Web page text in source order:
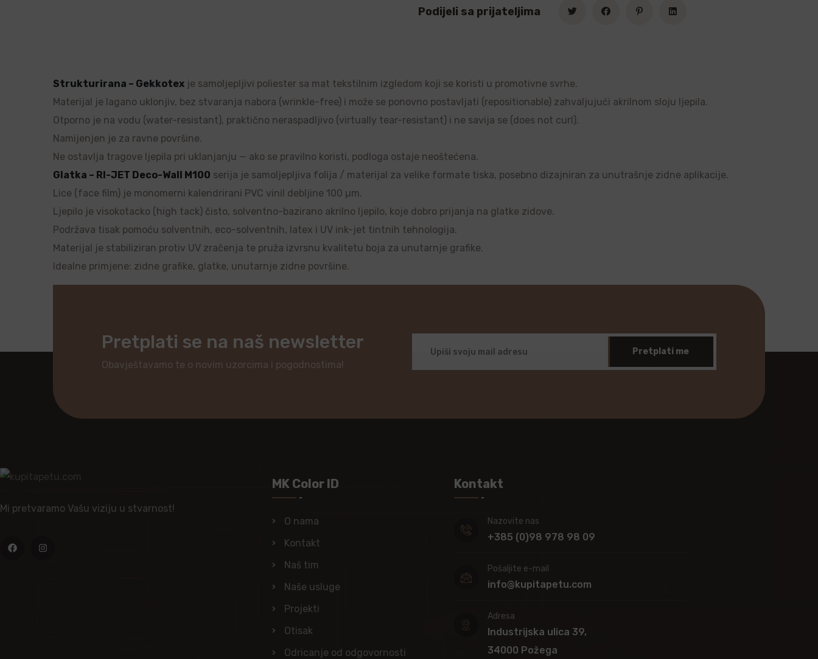
Podijeli sa prijateljima
Strukturirana – Gekkotex je samoljepljivi poliester sa mat tekstilnim izgledom koji se koristi u promotivne svrhe.
Materijal je lagano uklonjiv, bez stvaranja nabora (wrinkle-free) i može se ponovno postavljati (repositionable) zahvaljujući akrilnom sloju ljepila.
Otporno je na vodu (water-resistant), praktično neraspadljivo (virtually tear-resistant) i ne savija se (does not curl).
Namijenjen je za ravne površine.
Ne ostavlja tragove ljepila pri uklanjanju — ako se pravilno koristi, podloga ostaje neoštećena.
Glatka – RI-JET Deco-Wall M100 serija je samoljepljiva folija / materijal za velike formate tiska, posebno dizajniran za unutrašnje zidne aplikacije.
Lice (face film) je monomerni kalendrirani PVC vinil debljine 100 µm.
Ljepilo je visokotacko (high tack) čisto, solventno-bazirano akrilno ljepilo, koje dobro prijanja na glatke zidove.
Podržava tisak pomoću solventnih, eco-solventnih, latex i UV ink-jet tintnih tehnologija.
Materijal je stabiliziran protiv UV zračenja te pruža izvrsnu kvalitetu boja za unutarnje grafike.
Idealne primjene: zidne grafike, glatke, unutarnje zidne površine.
Pretplati se na naš newsletter
Obavještavamo te o novim uzorcima i pogodnostima!
Pretplati me
Mi pretvaramo Vašu viziju u stvarnost!
MK Color ID
O nama
Kontakt
Naš tim
Naše usluge
Projekti
Otisak
Odricanje od odgovornosti
Kontakt
Nazovite nas
+385 (0)98 978 98 09
Pošaljite e-mail
info@kupitapetu.com
Adresa
Industrijska ulica 39,
34000 Požega